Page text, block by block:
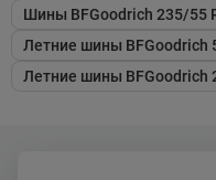
Шины BFGoodrich 235/55
Летние шины BFGoodrich
Летние шины BFGoodrich